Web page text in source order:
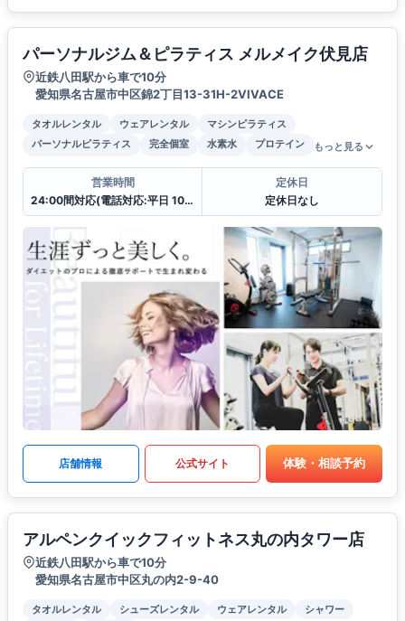
パーソナルジム＆ピラティス メルメイク伏見店
近鉄八田駅から車で10分
愛知県名古屋市中区錦2丁目13-31H-2VIVACE
タオルレンタル ウェアレンタル
マシンピラティス
パーソナルピラティス
完全個室 水素水 プロテイン もっと見る
営業時間
24:00間対応(電話対応:平日 10:00〜19:00
定休日
定休日なし
店舗情報 公式サイト 体験・相談予約
アルペンクイックフィットネス丸の内タワー店
近鉄八田駅から車で10分
愛知県名古屋市中区丸の内2-9-40
タオルレンタル シューズレンタル ウェアレンタル
シャワー